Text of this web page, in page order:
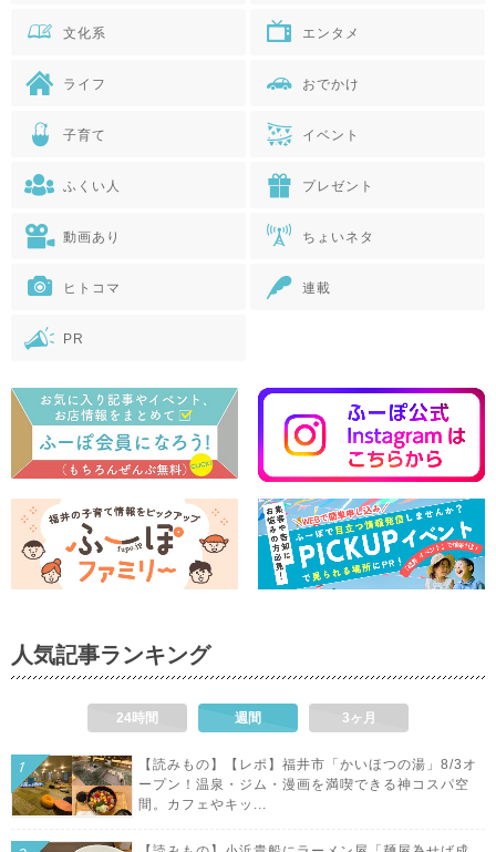
文化系 エンタメ
ライフ おでかけ
子育て イベント
ふくい人 プレゼント
動画あり ちょいネタ
ヒトコマ 連載
PR
人気記事ランキング
24時間 週間 3ヶ月
【読みもの】【レポ】福井市「かいほつの湯」8/3オ
ープン！温泉・ジム・漫画を満喫できる神コスパ空
間。カフェやキッ...